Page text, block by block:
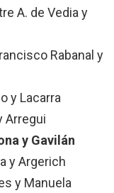
A. de Vedia y
Rabanal y
y Lacarra
Arregui
y Gavilán
y Argerich
y Manuela